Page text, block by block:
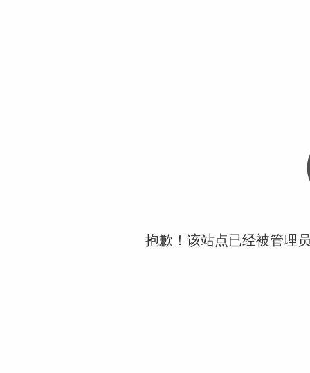
抱歉！该站点已经被管理